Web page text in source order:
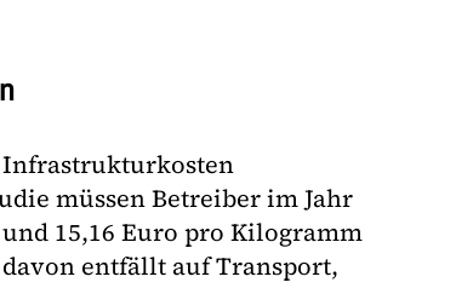
müssen Betreiber im Jahr
15,16 Euro pro Kilogramm
entfällt auf Transport,